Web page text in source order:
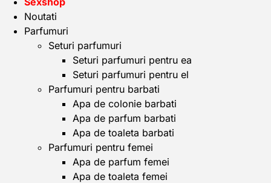
Noutati
Parfumuri
Seturi parfumuri
Seturi parfumuri pentru ea
Seturi parfumuri pentru el
Parfumuri pentru barbati
Apa de colonie barbati
Apa de parfum barbati
Apa de toaleta barbati
Parfumuri pentru femei
Apa de parfum femei
Apa de toaleta femei